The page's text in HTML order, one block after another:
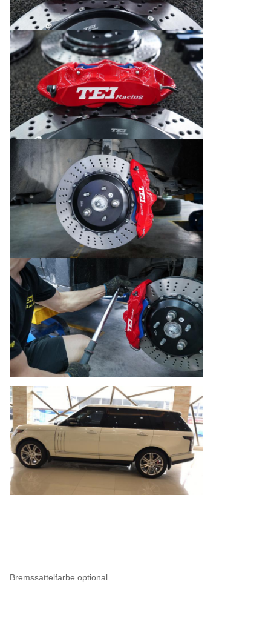
Bremssattelfarbe optional